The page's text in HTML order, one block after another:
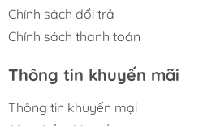
Chính sách đổi trả
Chính sách thanh toán
Thông tin khuyến mãi
Thông tin khuyến mại